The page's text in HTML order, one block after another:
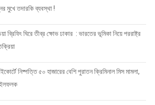
মুখে তদারকি ব্যবস্থা !
ব্রিফিং ঘিরে তীব্র ক্ষোভ ঢাকার : ভারতের ভূমিকা নিয়ে পররাষ্ট্র
নিষ্পত্তি ৫০ হাজারের বেশি পুরাতন ক্রিমিনাল মিস মামলা,